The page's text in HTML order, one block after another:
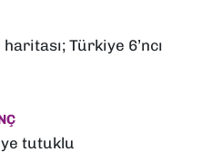
Türkiye 6’ncı
tutuklu